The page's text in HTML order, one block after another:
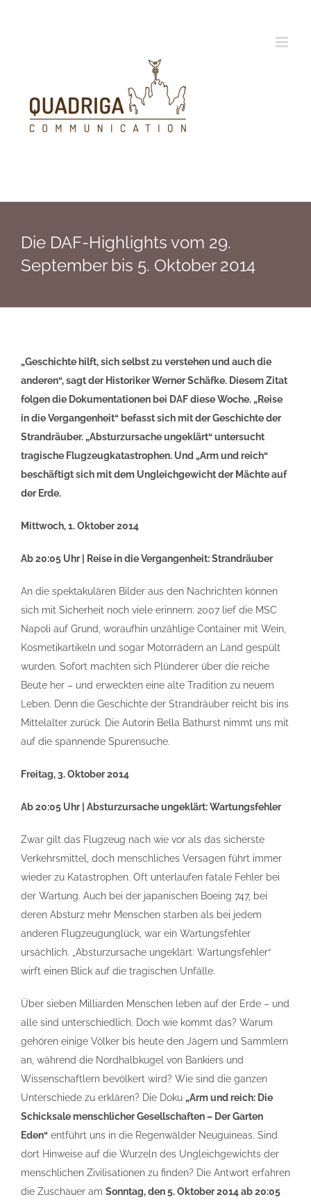
Die DAF-Highlights vom 29.
September bis 5. Oktober 2014
„Geschichte hilft, sich selbst zu verstehen und auch die
anderen“, sagt der Historiker Werner Schäfke. Diesem Zitat
folgen die Dokumentationen bei DAF diese Woche. „Reise
in die Vergangenheit“ befasst sich mit der Geschichte der
Strandräuber. „Absturzursache ungeklärt“ untersucht
tragische Flugzeugkatastrophen. Und „Arm und reich“
beschäftigt sich mit dem Ungleichgewicht der Mächte auf
der Erde.
Mittwoch, 1. Oktober 2014
Ab 20:05 Uhr | Reise in die Vergangenheit: Strandräuber
An die spektakulären Bilder aus den Nachrichten können
sich mit Sicherheit noch viele erinnern: 2007 lief die MSC
Napoli auf Grund, woraufhin unzählige Container mit Wein,
Kosmetikartikeln und sogar Motorrädern an Land gespült
wurden. Sofort machten sich Plünderer über die reiche
Beute her – und erweckten eine alte Tradition zu neuem
Leben. Denn die Geschichte der Strandräuber reicht bis ins
Mittelalter zurück. Die Autorin Bella Bathurst nimmt uns mit
auf die spannende Spurensuche.
Freitag, 3. Oktober 2014
Ab 20:05 Uhr | Absturzursache ungeklärt: Wartungsfehler
Zwar gilt das Flugzeug nach wie vor als das sicherste
Verkehrsmittel, doch menschliches Versagen führt immer
wieder zu Katastrophen. Oft unterlaufen fatale Fehler bei
der Wartung. Auch bei der japanischen Boeing 747, bei
deren Absturz mehr Menschen starben als bei jedem
anderen Flugzeugunglück, war ein Wartungsfehler
ursächlich. „Absturzursache ungeklärt: Wartungsfehler“
wirft einen Blick auf die tragischen Unfälle.
Über sieben Milliarden Menschen leben auf der Erde – und
alle sind unterschiedlich. Doch wie kommt das? Warum
gehören einige Völker bis heute den Jägern und Sammlern
an, während die Nordhalbkugel von Bankiers und
Wissenschaftlern bevölkert wird? Wie sind die ganzen
Unterschiede zu erklären? Die Doku „Arm und reich: Die
Schicksale menschlicher Gesellschaften – Der Garten
Eden“ entführt uns in die Regenwälder Neuguineas. Sind
dort Hinweise auf die Wurzeln des Ungleichgewichts der
menschlichen Zivilisationen zu finden? Die Antwort erfahren
die Zuschauer am Sonntag, den 5. Oktober 2014 ab 20:05